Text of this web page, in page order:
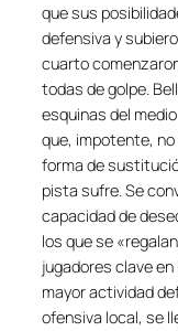
que sus
defensiva y
cuarto
todas de golpe.
esquinas del
que, impotente,
forma de
pista sufre. Se
capacidad de
los que se
jugadores clave
mayor actividad
ofensiva local, se